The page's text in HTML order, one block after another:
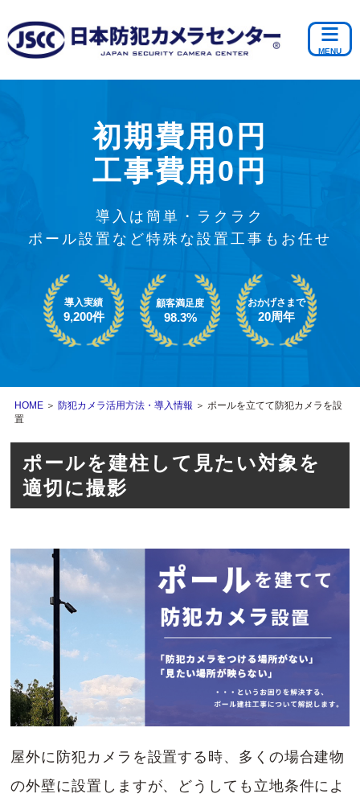
初期費用0円
工事費用0円
導入は簡単・ラクラク
ポール設置など特殊な設置工事もお任せ
導入実績
9,200件
顧客満足度
98.3%
おかげさまで
20周年
HOME ＞ 防犯カメラ活用方法・導入情報 ＞ ポールを立てて防犯カメラを設
置
ポールを建柱して見たい対象を
適切に撮影
屋外に防犯カメラを設置する時、多くの場合建物
の外壁に設置しますが、どうしても立地条件によ